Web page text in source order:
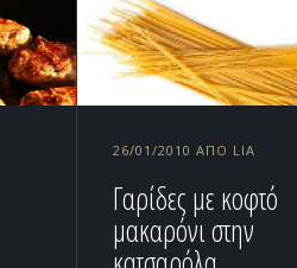
26/01/2010 ΑΠΌ LIA
Γαρίδες με κοφτό
μακαρόνι στην